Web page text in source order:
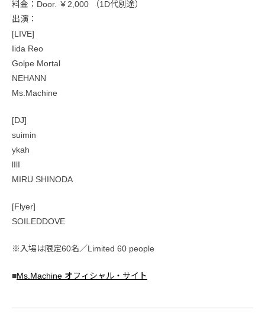
料金：Door. ￥2,000 （1D代別途）
出演：
[LIVE]
Iida Reo
Golpe Mortal
NEHANN
Ms.Machine
[DJ]
suimin
ykah
lIlI
MIRU SHINODA
[Flyer]
SOILEDDOVE
※入場は限定60名／Limited 60 people
■Ms.Machine オフィシャル・サイト